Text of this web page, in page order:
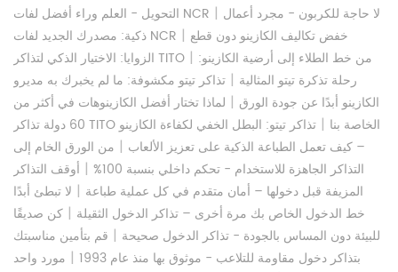
التحويل - العلم وراء أفضل لفات NCR | لا حاجة للكربون - مجرد أعمال
ذكية: مصدرك الجديد لفات NCR | خفض تكاليف الكازينو دون قطع
الزوايا: الاختيار الذكي لتذاكر TITO | من خط الطلاء إلى أرضية الكازينو:
رحلة تذكرة تيتو المثالية | تذاكر تيتو مكشوفة: ما لم يخبرك به مديرو
الكازينو أبدًا عن جودة الورق | لماذا تختار أفضل الكازينوهات في أكثر من
60 دولة تذاكر TITO الخاصة بنا | تذاكر تيتو: البطل الخفي لكفاءة الكازينو
– كيف تعمل الطباعة الذكية على تعزيز الألعاب | من الورق الخام إلى
التذاكر الجاهزة للاستخدام - تحكم داخلي بنسبة 100%
| أوقف التذاكر
المزيفة قبل دخولها – أمان متقدم في كل عملية طباعة | لا تبطئ أبدًا
خط الدخول الخاص بك مرة أخرى – تذاكر الدخول الثقيلة | كن صديقًا
للبيئة دون المساس بالجودة - تذاكر الدخول صحيحة | قم بتأمين مناسبتك
بتذاكر دخول مقاومة للتلاعب - موثوق بها منذ عام 1993
| مورد واحد